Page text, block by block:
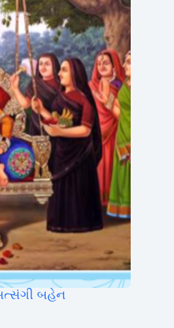
સત્સંગી બહેન